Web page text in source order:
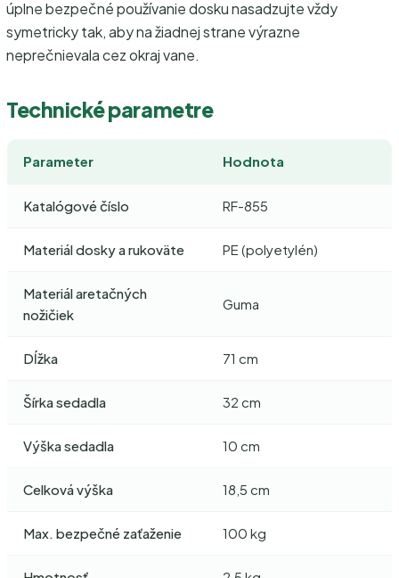
úplne bezpečné používanie dosku nasadzujte vždy
symetricky tak, aby na žiadnej strane výrazne
neprečnievala cez okraj vane.
Technické parametre
Parameter Hodnota
Katalógové číslo RF-855
Materiál dosky a rukoväte PE (polyetylén)
Materiál aretačných
nožičiek
Guma
Dĺžka 71 cm
Šírka sedadla 32 cm
Výška sedadla 10 cm
Celková výška 18,5 cm
Max. bezpečné zaťaženie 100 kg